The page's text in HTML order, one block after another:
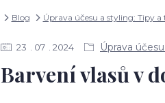
Blog Úprava účesu a styling: Tipy a
23 07 2024 Úprava
Barvení vlasů v